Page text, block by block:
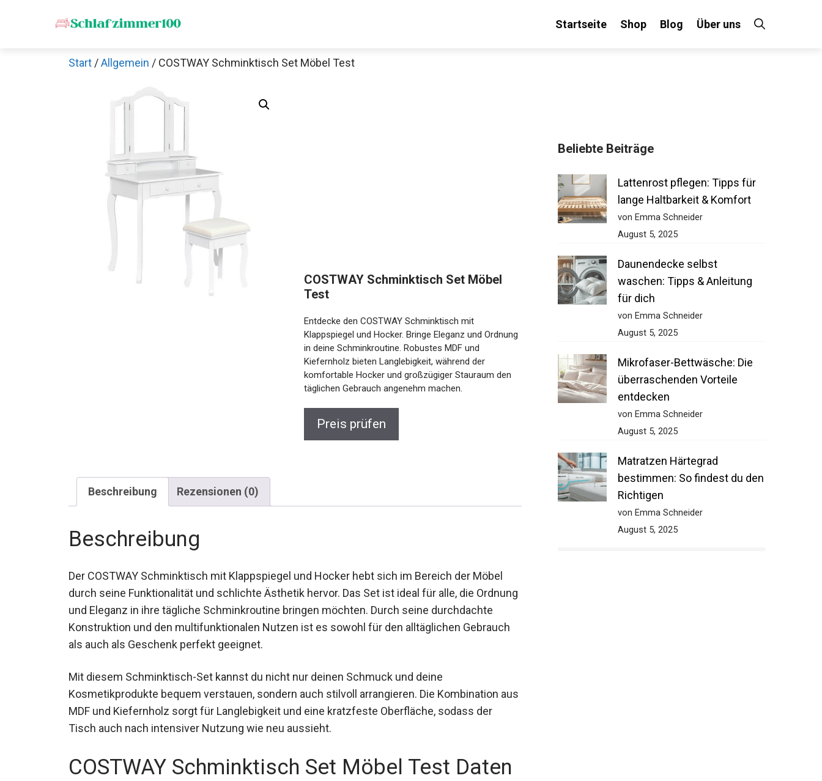
Startseite Shop Blog Über uns
Start /Allgemein / COSTWAY Schminktisch Set Möbel Test
COSTWAY Schminktisch Set Möbel
Test
Entdecke den COSTWAY Schminktisch mit
Klappspiegel und Hocker. Bringe Eleganz und Ordnung
in deine Schminkroutine. Robustes MDF und
Kiefernholz bieten Langlebigkeit, während der
komfortable Hocker und großzügiger Stauraum den
täglichen Gebrauch angenehm machen.
Preis prüfen
Beschreibung Rezensionen (0)
Beschreibung
Der COSTWAY Schminktisch mit Klappspiegel und Hocker hebt sich im Bereich der Möbel
durch seine Funktionalität und schlichte Ästhetik hervor. Das Set ist ideal für alle, die Ordnung
und Eleganz in ihre tägliche Schminkroutine bringen möchten. Durch seine durchdachte
Konstruktion und den multifunktionalen Nutzen ist es sowohl für den alltäglichen Gebrauch
als auch als Geschenk perfekt geeignet.
Mit diesem Schminktisch-Set kannst du nicht nur deinen Schmuck und deine
Kosmetikprodukte bequem verstauen, sondern auch stilvoll arrangieren. Die Kombination aus
MDF und Kiefernholz sorgt für Langlebigkeit und eine kratzfeste Oberfläche, sodass der
Tisch auch nach intensiver Nutzung wie neu aussieht.
COSTWAY Schminktisch Set Möbel Test Daten
Beliebte Beiträge
Lattenrost pflegen: Tipps für
lange Haltbarkeit & Komfort
von Emma Schneider
August 5, 2025
Daunendecke selbst
waschen: Tipps & Anleitung
für dich
von Emma Schneider
August 5, 2025
Mikrofaser-Bettwäsche: Die
überraschenden Vorteile
entdecken
von Emma Schneider
August 5, 2025
Matratzen Härtegrad
bestimmen: So findest du den
Richtigen
von Emma Schneider
August 5, 2025